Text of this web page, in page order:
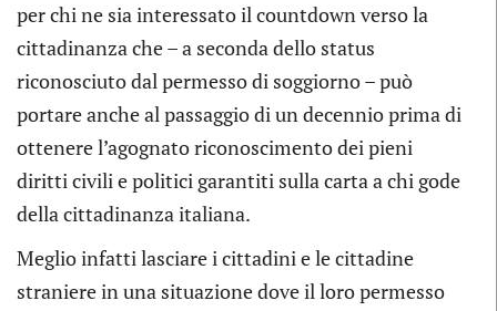
per chi ne sia interessato il countdown verso la
cittadinanza che – a seconda dello status
riconosciuto dal permesso di soggiorno – può
portare anche al passaggio di un decennio prima di
ottenere l’agognato riconoscimento dei pieni
diritti civili e politici garantiti sulla carta a chi gode
della cittadinanza italiana.
Meglio infatti lasciare i cittadini e le cittadine
straniere in una situazione dove il loro permesso